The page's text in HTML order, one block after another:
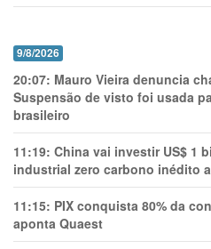
9/8/2026
20:07: Mauro Vieira denuncia
Suspensão de visto foi usada
brasileiro
11:19: China vai investir US$ 1
industrial zero carbono inédito
11:15: PIX conquista 80% da
aponta Quaest